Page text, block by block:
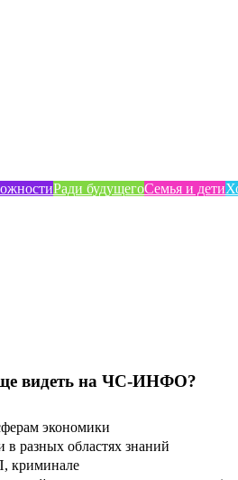
Ради будущегоСемья и дети
видеть на ЧС-ИНФО?
экономики
в разных областях знаний
криминале